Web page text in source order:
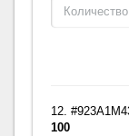
12.
100